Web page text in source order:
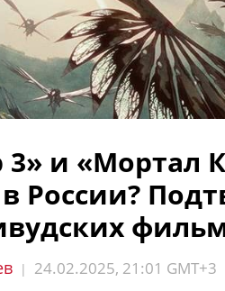
3» и «Мортал
России?
| 24.02.2025, 21:01 GMT+3